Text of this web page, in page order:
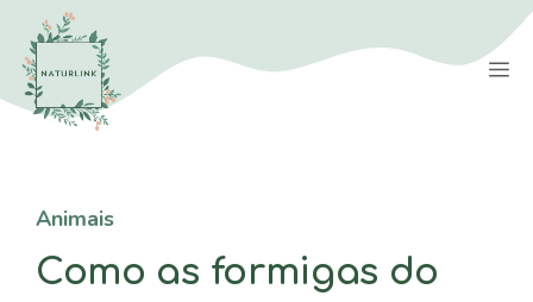
Saltar
para
conteúdo
Animais
Como as formigas do